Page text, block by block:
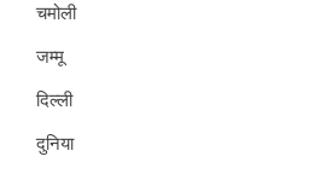
चमोली
जम्मू
दिल्ली
दुनिया